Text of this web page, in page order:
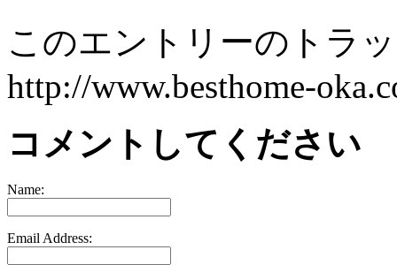
このエントリーのトラ
http://www.besthome-
コメントしてください
Name:
Email Address: